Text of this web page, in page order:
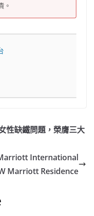
。
性缺鐵問題，榮膺三大
International
Marriott Residence